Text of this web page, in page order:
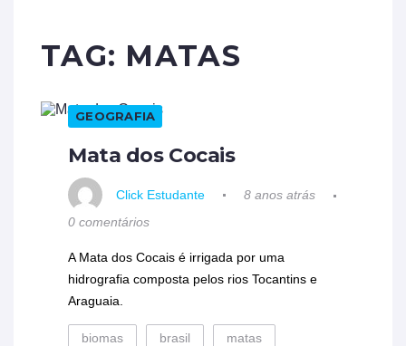
TAG: MATAS
GEOGRAFIA
Mata dos Cocais
Click Estudante
8 anos atrás
0 comentários
A Mata dos Cocais é irrigada por uma
hidrografia composta pelos rios Tocantins e
Araguaia.
biomas brasil matas